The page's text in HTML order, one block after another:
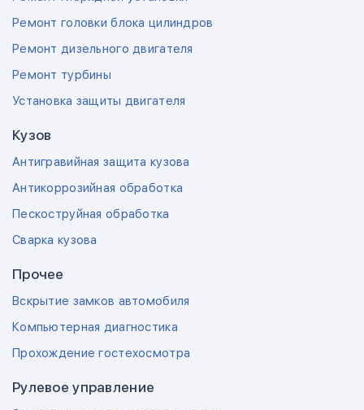
Ремонт головки блока цилиндров
Ремонт дизельного двигателя
Ремонт турбины
Установка защиты двигателя
Кузов
Антигравийная защита кузова
Антикоррозийная обработка
Пескоструйная обработка
Сварка кузова
Прочее
Вскрытие замков автомобиля
Компьютерная диагностика
Прохождение гостехосмотра
Рулевое управление